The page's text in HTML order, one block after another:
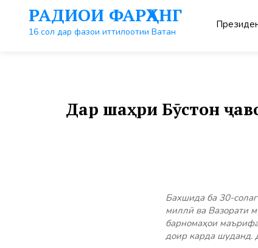
контенту
РАДИОИ ФАРҲАНГ
16 сол дар фазои иттилоотии Ватан
Дар шаҳри Бӯстон
Бахшида ба 30-
миллӣ ва Вазорати
барномаҳои
доир карда шуданд.